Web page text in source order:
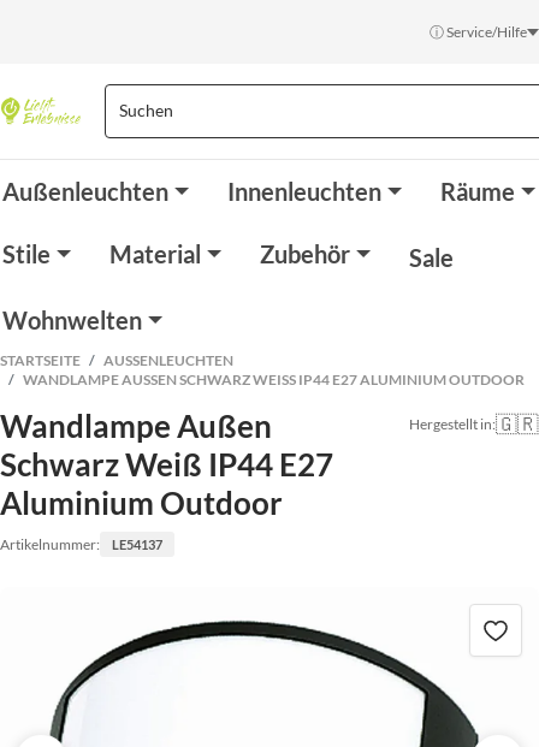
ⓘ Service/Hilfe
Außenleuchten Innenleuchten Räume
Stile Material Zubehör Sale
Wohnwelten
STARTSEITE
AUSSENLEUCHTEN
WANDLAMPE AUSSEN SCHWARZ WEISS IP44 E27 ALUMINIUM OUTDOOR
Wandlampe Außen
Schwarz Weiß IP44 E27
Aluminium Outdoor
Artikelnummer: LE54137
Hergestellt in:🇬🇷